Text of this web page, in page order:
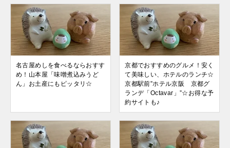
名古屋めしを食べるならおすす
め！山本屋「味噌煮込みうど
ん」お土産にもピッタリ☆
京都でおすすめのグルメ！安く
て美味しい、ホテルのランチ☆
京都駅前”ホテル京阪 京都グ
ランデ「Octavar」”☆お得な予
約サイトも♪